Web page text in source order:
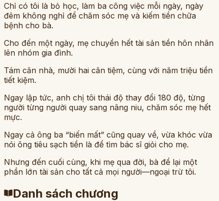
Chỉ có tôi là bỏ học, làm ba công việc mỗi ngày, ngày
đêm không nghỉ để chăm sóc mẹ và kiếm tiền chữa
bệnh cho bà.
Cho đến một ngày, mẹ chuyển hết tài sản tiền hôn nhân
lên nhóm gia đình.
Tám căn nhà, mười hai căn tiệm, cùng với năm triệu tiền
tiết kiệm.
Ngay lập tức, anh chị tôi thái độ thay đổi 180 độ, từng
người từng người quay sang nâng niu, chăm sóc mẹ hết
mực.
Ngay cả ông ba “biến mất” cũng quay về, vừa khóc vừa
nói ông tiêu sạch tiền là để tìm bác sĩ giỏi cho mẹ.
Nhưng đến cuối cùng, khi mẹ qua đời, bà để lại một
phần lớn tài sản cho tất cả mọi người—ngoại trừ tôi.
Danh sách chương